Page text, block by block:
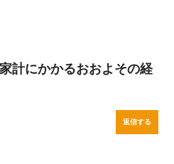
計にかかるおおよその経
返信する